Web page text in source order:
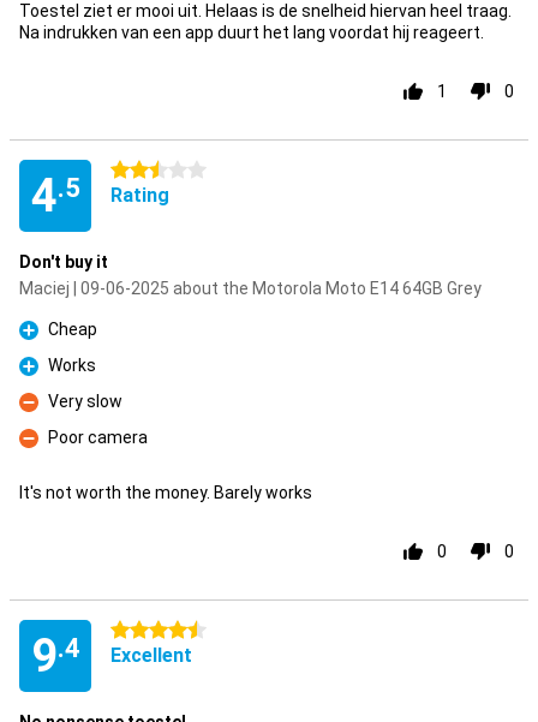
Toestel ziet er mooi uit. Helaas is de snelheid hiervan heel traag.
Na indrukken van een app duurt het lang voordat hij reageert.
1 0
4.5
2.5 stars
Rating
Don't buy it
Maciej | 09-06-2025 about the Motorola Moto E14 64GB Grey
Pro
Cheap
Pro
Works
Con
Very slow
Con
Poor camera
It's not worth the money. Barely works
0 0
9.4
4.5 stars
Excellent